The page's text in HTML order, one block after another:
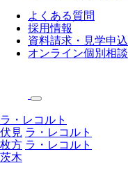
よくある質問
採用情報
資料請求・見学申込
オンライン個別相談
ラ・レコルト
伏見 ラ・レコルト
枚方 ラ・レコルト
茨木